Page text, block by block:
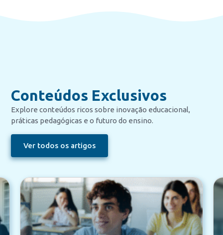
Conteúdos Exclusivos
Explore conteúdos ricos sobre inovação educacional,
práticas pedagógicas e o futuro do ensino.
Ver todos os artigos